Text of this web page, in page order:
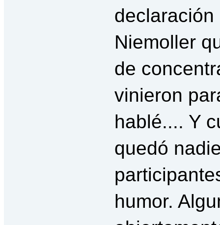
Niemoller
de
vinieron
hablé.... Y
quedó
humor.